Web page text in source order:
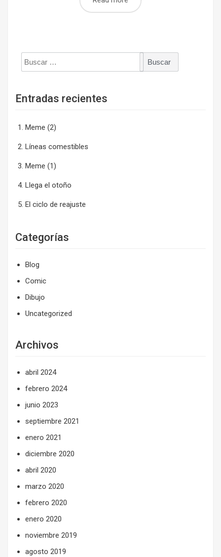
Buscar:
Entradas recientes
Meme (2)
Líneas comestibles
Meme (1)
Llega el otoño
El ciclo de reajuste
Categorías
Blog
Comic
Dibujo
Uncategorized
Archivos
abril 2024
febrero 2024
junio 2023
septiembre 2021
enero 2021
diciembre 2020
abril 2020
marzo 2020
febrero 2020
enero 2020
noviembre 2019
agosto 2019